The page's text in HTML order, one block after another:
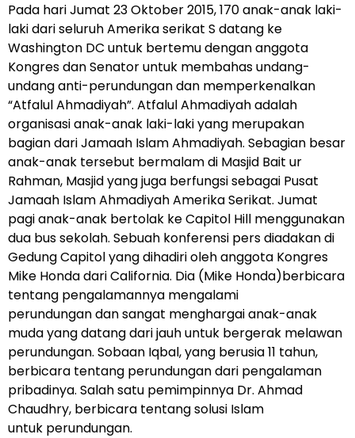
Pada hari Jumat 23 Oktober 2015, 170 anak-anak laki-
laki dari seluruh Amerika serikat S datang ke
Washington DC untuk bertemu dengan anggota
Kongres dan Senator untuk membahas undang-
undang anti-perundungan dan memperkenalkan
“Atfalul Ahmadiyah”. Atfalul Ahmadiyah adalah
organisasi anak-anak laki-laki yang merupakan
bagian dari Jamaah Islam Ahmadiyah. Sebagian besar
anak-anak tersebut bermalam di Masjid Bait ur
Rahman, Masjid yang juga berfungsi sebagai Pusat
Jamaah Islam Ahmadiyah Amerika Serikat. Jumat
pagi anak-anak bertolak ke Capitol Hill menggunakan
dua bus sekolah. Sebuah konferensi pers diadakan di
Gedung Capitol yang dihadiri oleh anggota Kongres
Mike Honda dari California. Dia (Mike Honda)berbicara
tentang pengalamannya mengalami
perundungan dan sangat menghargai anak-anak
muda yang datang dari jauh untuk bergerak melawan
perundungan. Sobaan Iqbal, yang berusia 11 tahun,
berbicara tentang perundungan dari pengalaman
pribadinya. Salah satu pemimpinnya Dr. Ahmad
Chaudhry, berbicara tentang solusi Islam
untuk perundungan.